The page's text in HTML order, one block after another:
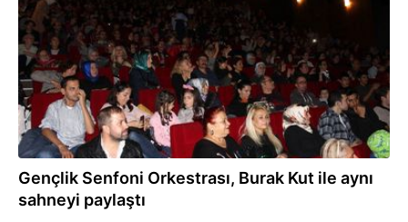
Gençlik Senfoni Orkestrası, Burak Kut ile aynı
sahneyi paylaştı